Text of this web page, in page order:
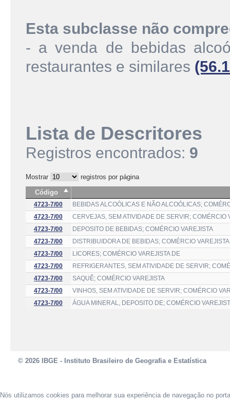
Esta subclasse não
- a venda de bebidas
restaurantes e similares
Lista de Descritores
Registros encontrados: 9
Mostrar
registros por página
Código
4723-7/00
BEBIDAS ALCOÓLICAS E NÃO ALCOÓLICAS;
4723-7/00
CERVEJAS, SEM ATIVIDADE DE SERVIR; COMÉRCIO
4723-7/00
DEPOSITO DE BEBIDAS; COMÉRCIO VAREJISTA
4723-7/00
DISTRIBUIDORA DE BEBIDAS; COMÉRCIO VAREJISTA
4723-7/00
LICORES; COMÉRCIO VAREJISTA DE
4723-7/00
REFRIGERANTES, SEM ATIVIDADE DE SERVIR;
4723-7/00
SAQUÊ; COMÉRCIO VAREJISTA
4723-7/00
VINHOS, SEM ATIVIDADE DE SERVIR; COMÉRCIO
4723-7/00
ÁGUA MINERAL, DEPOSITO DE; COMÉRCIO
© 2026 IBGE - Instituto Brasileiro de Geografia e Estatística
Nós utilizamos cookies para melhorar sua experiência de navegação no